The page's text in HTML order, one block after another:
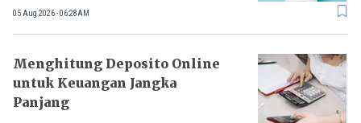
05 Aug 2026 - 06:28AM
Menghitung Deposito Online
untuk Keuangan Jangka
Panjang